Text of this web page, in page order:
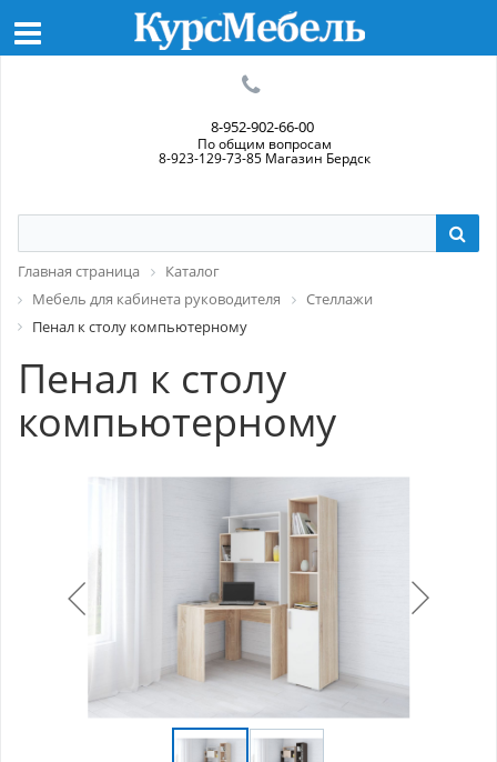
8-952-902-66-00
По общим вопросам
8-923-129-73-85 Магазин Бердск
Главная страница
Каталог
Мебель для кабинета руководителя
Стеллажи
Пенал к столу компьютерному
Пенал к столу
компьютерному